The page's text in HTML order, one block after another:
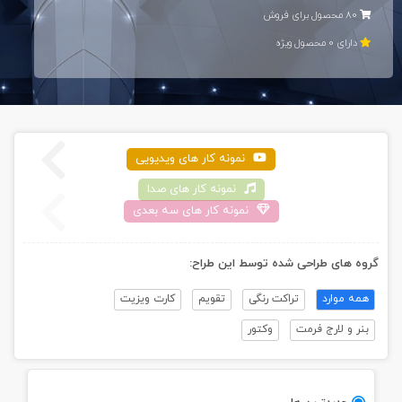
دارای 0 محصول ويژه
نمونه کار های ويديویی
نمونه کار های صدا
نمونه کار های سه بعدی
گروه های طراحی شده توسط اين طراح:
همه موارد تراکت رنگی تقویم کارت ویزیت
بنر و لارج فرمت وکتور